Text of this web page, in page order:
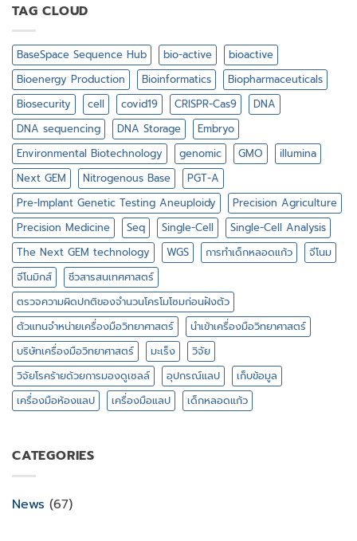
ระดับ
เซลล์
เดี่ยว
TAG CLOUD
BaseSpace Sequence Hub bio-active
bioactive
Bioenergy Production
Bioinformatics
Biopharmaceuticals
Biosecurity
cell covid19 CRISPR-Cas9
DNA
DNA sequencing
DNA Storage
Embryo
Environmental Biotechnology
genomic GMO
illumina
Next GEM
Nitrogenous Base
PGT-A
Pre-Implant Genetic Testing Aneuploidy
Precision Agriculture
Precision Medicine
Seq Single-Cell
Single-Cell Analysis
The Next GEM technology
WGS การทำเด็กหลอดแก้ว
จีโนม
จีโนมิกส์
ชีวสารสนเทศศาสตร์
ตรวจความผิดปกติของจำนวนโครโมโซมก่อนฝังตัว
ตัวแทนจำหน่ายเครื่องมือวิทยาศาสตร์
นำเข้าเครื่องมือวิทยาศาสตร์
บริษัทเครื่องมือวิทยาศาสตร์
มะเร็ง
วิจัย
วิจัยโรคร้ายด้วยการมองดูเซลล์
อุปกรณ์แลป
เก็บข้อมูล
เครื่องมือห้องแลป
เครื่องมือแลป เด็กหลอดแก้ว
CATEGORIES
News (67)